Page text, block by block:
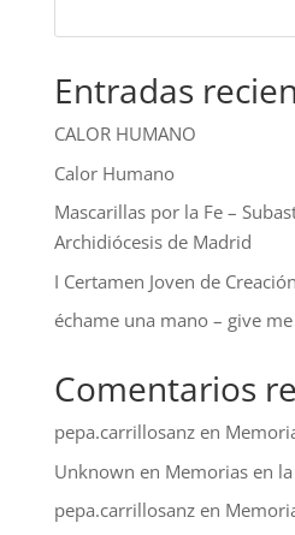
Entradas
CALOR HUMANO
Calor Humano
Mascarillas por la Fe –
Archidiócesis de Madrid
I Certamen Joven de
échame una mano – give
Comentarios
pepa.carrillosanzen
Unknown en Memorias en
pepa.carrillosanzen